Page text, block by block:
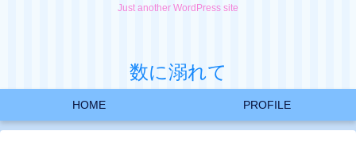
Just another WordPress site
数に溺れて
HOME PROFILE